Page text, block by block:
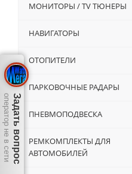
МОНИТОРЫ / TV ТЮНЕРЫ
НАВИГАТОРЫ
ОТОПИТЕЛИ
ПАРКОВОЧНЫЕ РАДАРЫ
ПНЕВМОПОДВЕСКА
РЕМКОМПЛЕКТЫ ДЛЯ
АВТОМОБИЛЕЙ
Задать вопрос
оператор не в сети